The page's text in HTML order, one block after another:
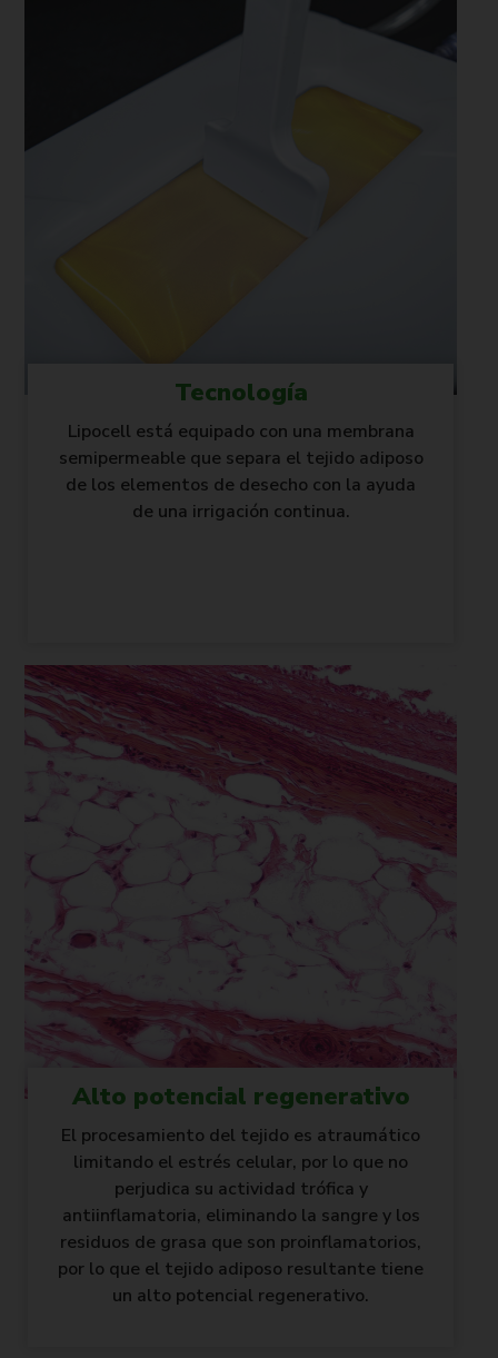
Tecnología
Lipocell está equipado con una membrana
semipermeable que separa el tejido adiposo
de los elementos de desecho con la ayuda
de una irrigación continua.
Alto potencial regenerativo
El procesamiento del tejido es atraumático
limitando el estrés celular, por lo que no
perjudica su actividad trófica y
antiinflamatoria, eliminando la sangre y los
residuos de grasa que son proinflamatorios,
por lo que el tejido adiposo resultante tiene
un alto potencial regenerativo.